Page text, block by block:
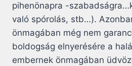
pihenönapra -
való spórolás, stb…).
önmagában még nem
boldogság elnyerésére a
embernek önmagában